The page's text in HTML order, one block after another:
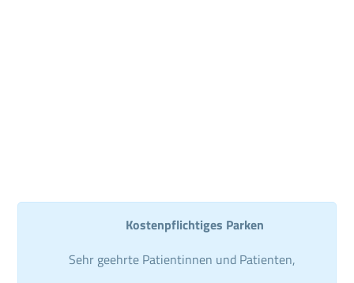
Kostenpflichtiges Parken
Sehr geehrte Patientinnen und Patienten,